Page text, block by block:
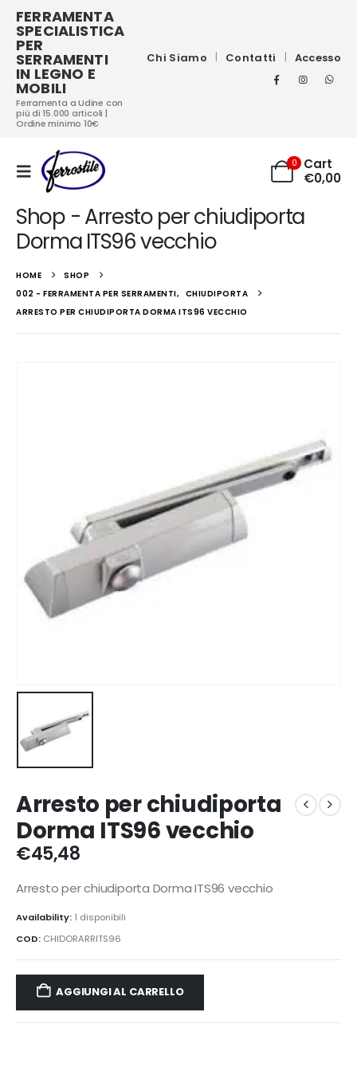
FERRAMENTA
SPECIALISTICA
PER
SERRAMENTI
IN LEGNO E
MOBILI
Ferramenta a Udine con
più di 15.000 articoli |
Ordine minimo 10€
Chi Siamo Contatti Accesso
0
Cart
€0,00
Shop - Arresto per chiudiporta
Dorma ITS96 vecchio
HOME
SHOP
002 - FERRAMENTA PER SERRAMENTI, CHIUDIPORTA
ARRESTO PER CHIUDIPORTA DORMA ITS96 VECCHIO
Arresto per chiudiporta
Dorma ITS96 vecchio
€45,48
Arresto per chiudiporta Dorma ITS96 vecchio
Availability: 1 disponibili
COD: CHIDORARRITS96
AGGIUNGI AL CARRELLO